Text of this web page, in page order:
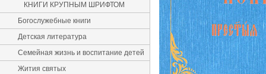
КНИГИ КРУПНЫМ ШРИФТОМ
Богослужебные книги
Детская литература
Семейная жизнь и воспитание детей
Жития святых